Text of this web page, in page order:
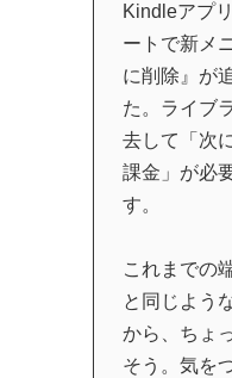
Kindleアプ
ートで新メ
に削除』が
た。ライブ
去して「次
課金」が必
す。
これまでの
と同じよう
から、ちょ
そう。気を